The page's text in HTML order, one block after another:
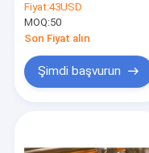
Elastik Modül 131Gpa
Fiyat:43USD
MOQ:50
Son Fiyat alın
Şimdi başvurun